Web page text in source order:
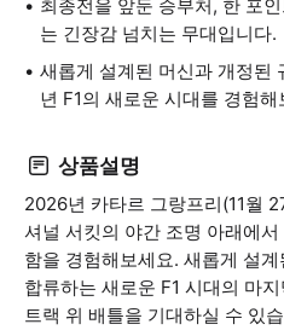
최종전을 앞둔 승부처, 한 포
는 긴장감 넘치는 무대입니다.
새롭게 설계된 머신과 개정된
년 F1의 새로운 시대를 경험해
상품설명
2026년 카타르 그랑프리(11월
셔널 서킷의 야간 조명 아래에
함을 경험해보세요. 새롭게 설
합류하는 새로운 F1 시대의 마
트랙 위 배틀을 기대하실 수 있